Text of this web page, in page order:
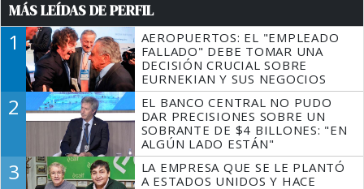
MÁS LEÍDAS DE PERFIL
1
AEROPUERTOS: EL "EMPLEADO
FALLADO" DEBE TOMAR UNA
DECISIÓN CRUCIAL SOBRE
EURNEKIAN Y SUS NEGOCIOS
2
EL BANCO CENTRAL NO PUDO
DAR PRECISIONES SOBRE UN
SOBRANTE DE $4 BILLONES: "EN
ALGÚN LADO ESTÁN"
3
LA EMPRESA QUE SE LE PLANTÓ
A ESTADOS UNIDOS Y HACE